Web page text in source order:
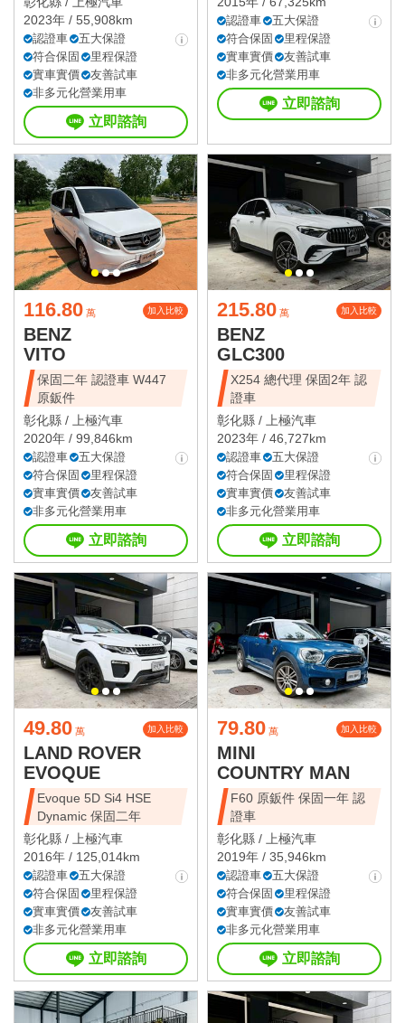
2023年 / 55,908km
認證車
五大保證
符合保固
里程保證
實車實價
友善試車
非多元化營業用車
立即諮詢
認證車
五大保證
符合保固
里程保證
實車實價
友善試車
非多元化營業用車
立即諮詢
116.80 萬 加入比較
BENZ
VITO
保固二年 認證車 W447
原鈑件
彰化縣 /
上極汽車
2020年 / 99,846km
認證車
五大保證
符合保固
里程保證
實車實價
友善試車
非多元化營業用車
立即諮詢
215.80 萬 加入比較
BENZ
GLC300
X254 總代理 保固2年 認
證車
彰化縣 /
上極汽車
2023年 / 46,727km
認證車
五大保證
符合保固
里程保證
實車實價
友善試車
非多元化營業用車
立即諮詢
49.80 萬 加入比較
LAND ROVER
EVOQUE
Evoque 5D Si4 HSE
Dynamic 保固二年
彰化縣 /
上極汽車
2016年 / 125,014km
認證車
五大保證
符合保固
里程保證
實車實價
友善試車
非多元化營業用車
立即諮詢
79.80 萬 加入比較
MINI
COUNTRY MAN
F60 原鈑件 保固一年 認
證車
彰化縣 /
上極汽車
2019年 / 35,946km
認證車
五大保證
符合保固
里程保證
實車實價
友善試車
非多元化營業用車
立即諮詢